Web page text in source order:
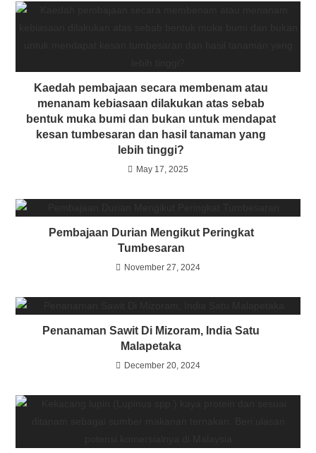
Kaedah pembajaan secara membenam atau
menanam kebiasaan dilakukan atas sebab
bentuk muka bumi dan bukan untuk mendapat
kesan tumbesaran dan hasil tanaman yang
lebih tinggi?
May 17, 2025
Pembajaan Durian Mengikut Peringkat
Tumbesaran
November 27, 2024
Penanaman Sawit Di Mizoram, India Satu
Malapetaka
December 20, 2024